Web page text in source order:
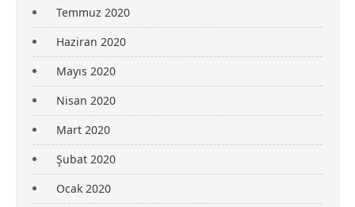
Temmuz 2020
Haziran 2020
Mayıs 2020
Nisan 2020
Mart 2020
Şubat 2020
Ocak 2020